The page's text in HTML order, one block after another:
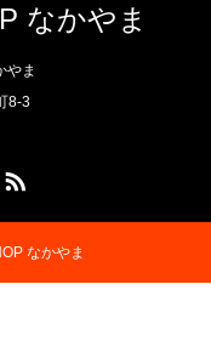
なかやま
やま
8-3
なかやま